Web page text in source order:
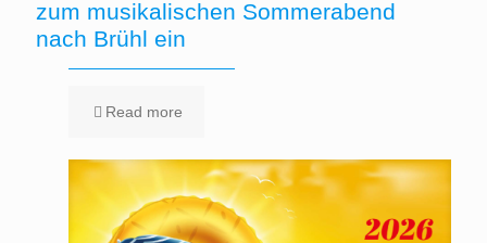
zum musikalischen Sommerabend
nach Brühl ein
Read more